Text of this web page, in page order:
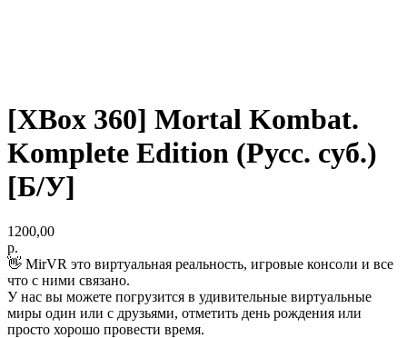
[XBox 360] Mortal Kombat.
Komplete Edition (Русс. суб.)
[Б/У]
1200,00
р.
👋 MirVR это виртуальная реальность, игровые консоли и все
что с ними связано.
У нас вы можете погрузится в удивительные виртуальные
миры один или с друзьями, отметить день рождения или
просто хорошо провести время.